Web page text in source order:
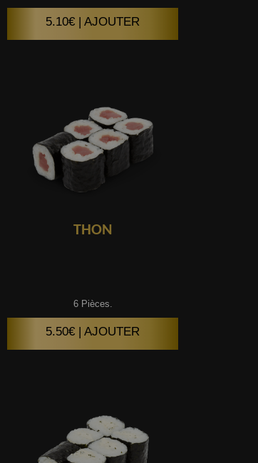
5.10€ | AJOUTER
THON
6 Pièces.
5.50€ | AJOUTER